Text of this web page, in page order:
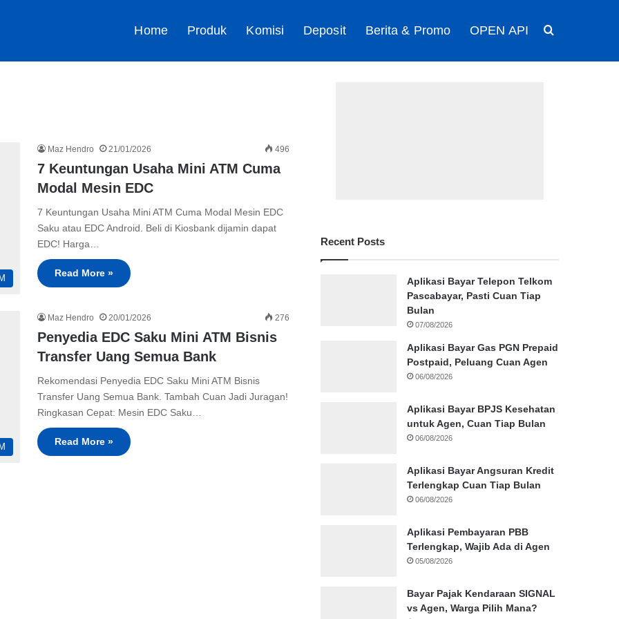
Home Produk Komisi Deposit Berita & Promo OPEN API
Maz Hendro 21/01/2026 496
7 Keuntungan Usaha Mini ATM Cuma
Modal Mesin EDC
7 Keuntungan Usaha Mini ATM Cuma Modal Mesin EDC
Saku atau EDC Android. Beli di Kiosbank dijamin dapat
EDC! Harga…
Read More »
Maz Hendro 20/01/2026 276
Penyedia EDC Saku Mini ATM Bisnis
Transfer Uang Semua Bank
Rekomendasi Penyedia EDC Saku Mini ATM Bisnis
Transfer Uang Semua Bank. Tambah Cuan Jadi Juragan!
Ringkasan Cepat: Mesin EDC Saku…
Read More »
Recent Posts
Aplikasi Bayar Telepon Telkom
Pascabayar, Pasti Cuan Tiap
Bulan
07/08/2026
Aplikasi Bayar Gas PGN Prepaid
Postpaid, Peluang Cuan Agen
06/08/2026
Aplikasi Bayar BPJS Kesehatan
untuk Agen, Cuan Tiap Bulan
06/08/2026
Aplikasi Bayar Angsuran Kredit
Terlengkap Cuan Tiap Bulan
06/08/2026
Aplikasi Pembayaran PBB
Terlengkap, Wajib Ada di Agen
05/08/2026
Bayar Pajak Kendaraan SIGNAL
vs Agen, Warga Pilih Mana?